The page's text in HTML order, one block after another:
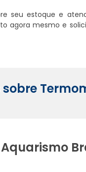
seu estoque e
agora mesmo e